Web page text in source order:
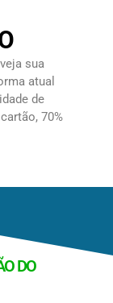
sua
atual
de
70%
DO